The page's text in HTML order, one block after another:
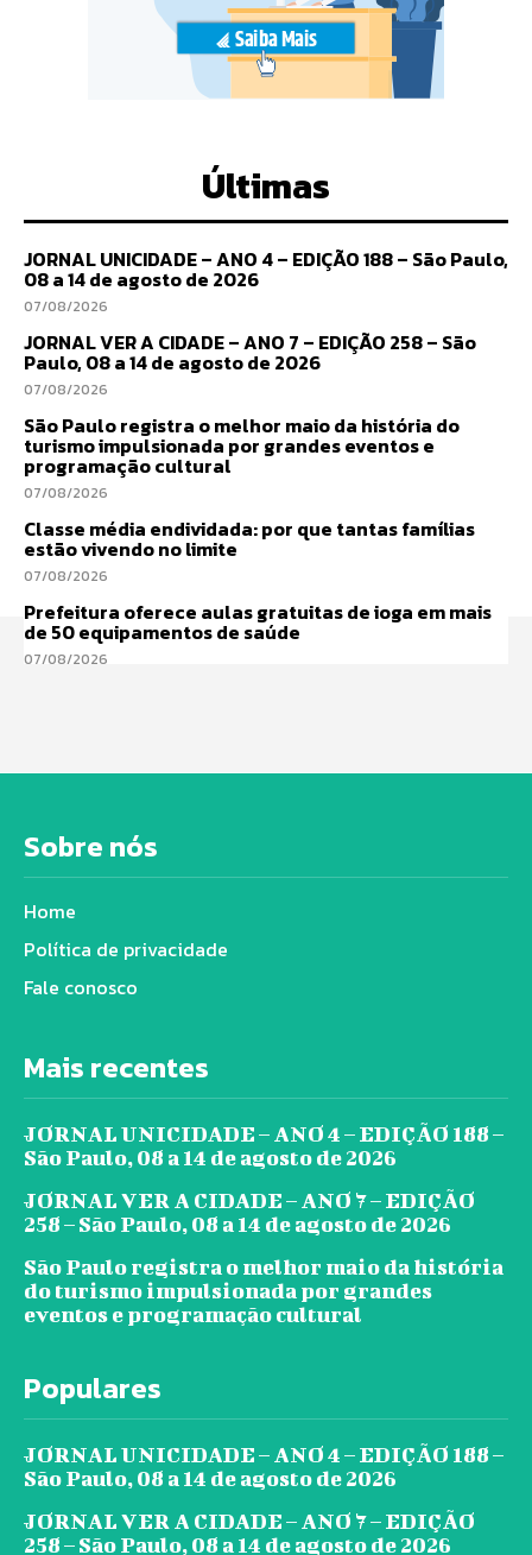
Últimas
JORNAL UNICIDADE – ANO 4 – EDIÇÃO 188 – São Paulo,
08 a 14 de agosto de 2026
07/08/2026
JORNAL VER A CIDADE – ANO 7 – EDIÇÃO 258 – São
Paulo, 08 a 14 de agosto de 2026
07/08/2026
São Paulo registra o melhor maio da história do
turismo impulsionada por grandes eventos e
programação cultural
07/08/2026
Classe média endividada: por que tantas famílias
estão vivendo no limite
07/08/2026
Prefeitura oferece aulas gratuitas de ioga em mais
de 50 equipamentos de saúde
07/08/2026
Sobre nós
Home
Política de privacidade
Fale conosco
Mais recentes
JORNAL UNICIDADE – ANO 4 – EDIÇÃO 188 –
São Paulo, 08 a 14 de agosto de 2026
JORNAL VER A CIDADE – ANO 7 – EDIÇÃO
258 – São Paulo, 08 a 14 de agosto de 2026
São Paulo registra o melhor maio da história
do turismo impulsionada por grandes
eventos e programação cultural
Populares
JORNAL UNICIDADE – ANO 4 – EDIÇÃO 188 –
São Paulo, 08 a 14 de agosto de 2026
JORNAL VER A CIDADE – ANO 7 – EDIÇÃO
258 – São Paulo, 08 a 14 de agosto de 2026